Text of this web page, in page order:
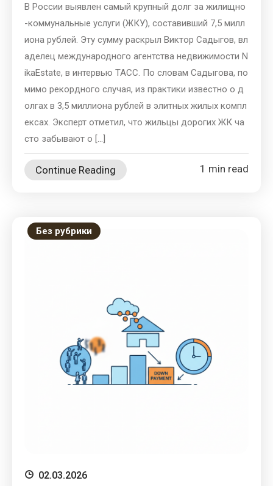
В России выявлен самый крупный долг за жилищно
-коммунальные услуги (ЖКУ), составивший 7,5 милл
иона рублей. Эту сумму раскрыл Виктор Садыгов, вл
аделец международного агентства недвижимости N
ikaEstate, в интервью ТАСС. По словам Садыгова, по
мимо рекордного случая, из практики известно о д
олгах в 3,5 миллиона рублей в элитных жилых компл
ексах. Эксперт отметил, что жильцы дорогих ЖК ча
сто забывают о […]
Continue Reading 1 min read
Без рубрики
02.03.2026